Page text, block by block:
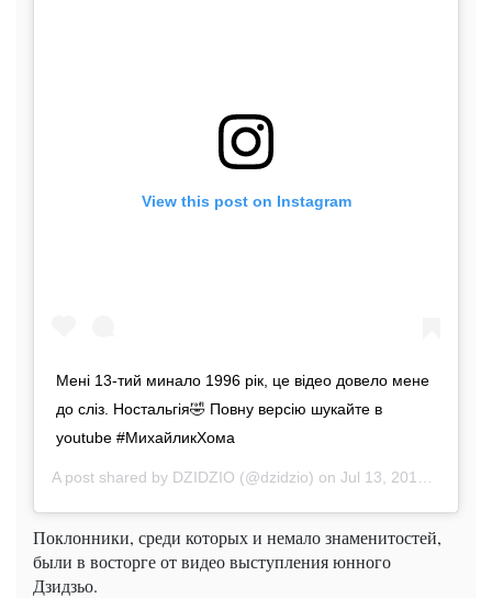
View this post on Instagram
Мені 13-тий минало 1996 рік, це відео довело мене
до сліз. Ностальгія🤣 Повну версію шукайте в
youtube #МихайликХома
A post shared by DZIDZIO (@dzidzio) on Jul 13, 2019 at 5:00am PDT
Поклонники, среди которых и немало знаменитостей,
были в восторге от видео выступления юнного
Дзидзьо.